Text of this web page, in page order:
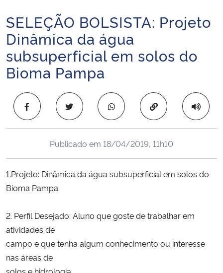
Ministério da Infraestrutura
Ministério da Agricultura, Pecuária e Abastecimento
Ministério da Educação
Ministério da Cidadania
Ministério da Saúde
Ministério de Minas e Energia
Ministério da Ciência, Tecnologia, Inovações e Comunicações
Ministério do Turismo
Ministério do Desenvolvimento Regional
Início do conteúdo
SELEÇÃO BOLSISTA: Projeto
Dinâmica da água
subsuperficial em solos do
Bioma Pampa
Copiar para área
Publicado em 18/04/2019, 11h10
1.Projeto: Dinâmica da água subsuperficial em solos do
Bioma Pampa
2. Perfil Desejado: Aluno que goste de trabalhar em
atividades de
campo e que tenha algum conhecimento ou interesse
nas áreas de
solos e hidrologia.